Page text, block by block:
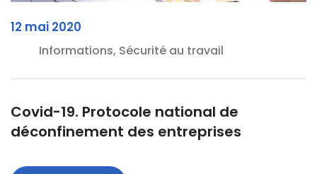
12 mai 2020
Informations, Sécurité au travail
Covid-19. Protocole national de
déconfinement des entreprises